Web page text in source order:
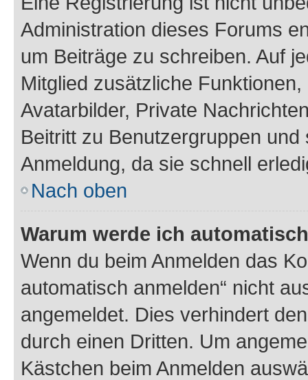
Administration dieses Forums
um Beiträge zu schreiben. Auf
Mitglied zusätzliche
Avatarbilder, Private
Beitritt zu Benutzergruppen
Anmeldung, da sie schnell
Nach oben
Warum werde ich
Wenn du beim Anmelden das
automatisch anmelden“ nicht
angemeldet. Dies verhindert
durch einen Dritten. Um
Kästchen beim Anmelden